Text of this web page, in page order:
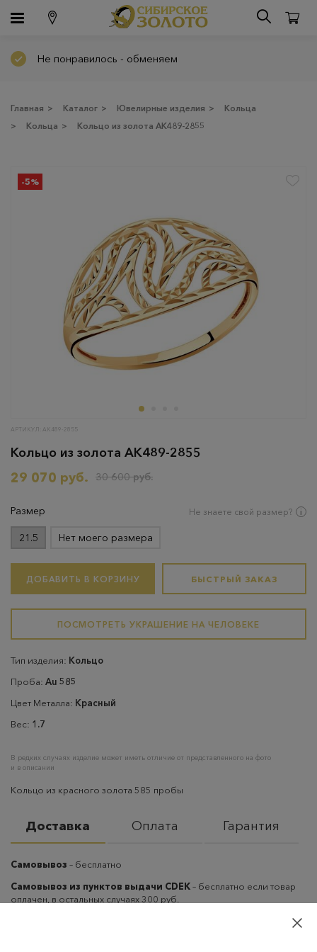
Не понравилось - обменяем
Главная > Каталог > Ювелирные изделия >
Кольца
>
Кольца > Кольцо из золота АК489-2855
-5%
АРТИКУЛ: АК489-2855
Кольцо из золота АК489-2855
29 070 руб.
30 600 руб.
Размер Не знаете свой размер?
21.5 Нет моего размера
ДОБАВИТЬ В КОРЗИНУ БЫСТРЫЙ ЗАКАЗ
ПОСМОТРЕТЬ УКРАШЕНИЕ НА ЧЕЛОВЕКЕ
Тип изделия: Кольцо
Проба: Au 585
Цвет Металла: Красный
Вес: 1.7
В редких случаях изделие может иметь отличие от представленного на фото
и в описании
Кольцо из красного золота 585 пробы
Доставка Оплата Гарантия
Самовывоз – бесплатно
Самовывоз из пунктов выдачи CDEK– бесплатно если товар
оплачен, в остальных случаях 300 руб.